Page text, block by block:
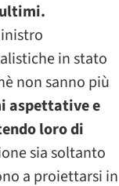
in stato
non sanno più
aspettative e
loro di
sia soltanto
a proiettarsi in